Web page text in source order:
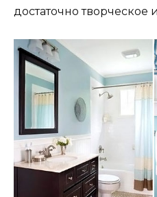
достаточно творческое